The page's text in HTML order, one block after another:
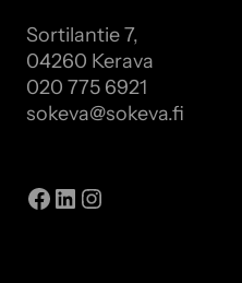
Sortilantie 7,
04260 Kerava
020 775 6921
sokeva@sokeva.fi
Facebook
LinkedIn
Instagram